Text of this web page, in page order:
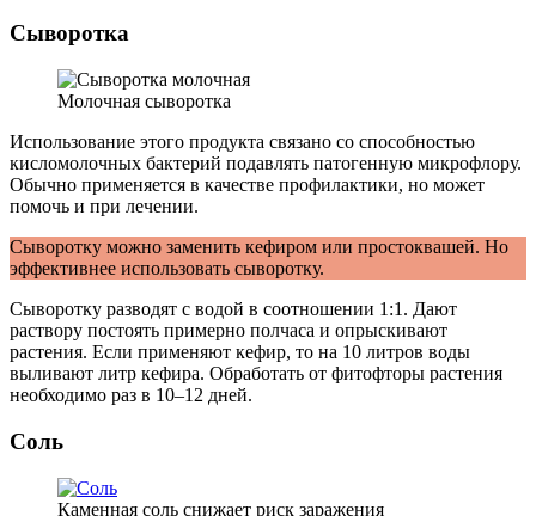
Сыворотка
Молочная сыворотка
Использование этого продукта связано со способностью
кисломолочных бактерий подавлять патогенную микрофлору.
Обычно применяется в качестве профилактики, но может
помочь и при лечении.
Сыворотку можно заменить кефиром или простоквашей. Но
эффективнее использовать сыворотку.
Сыворотку разводят с водой в соотношении 1:1. Дают
раствору постоять примерно полчаса и опрыскивают
растения. Если применяют кефир, то на 10 литров воды
выливают литр кефира. Обработать от фитофторы растения
необходимо раз в 10–12 дней.
Соль
Каменная соль снижает риск заражения